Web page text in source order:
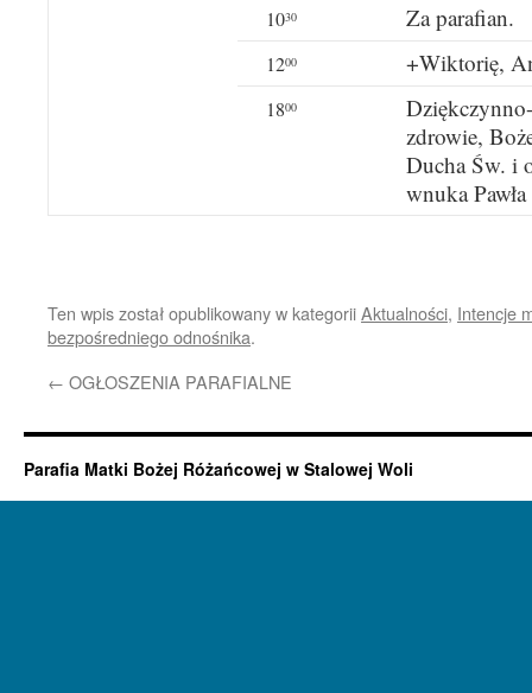
1030 Za parafian.
1200 +Wiktorię,
1800
zdrowie,
Ducha Św. i
wnuka
Ten wpis został opublikowany w kategoriiAktualności, Intencje
bezpośredniego odnośnika.
← OGŁOSZENIA PARAFIALNE
Parafia Matki Bożej Różańcowej w Stalowej Woli